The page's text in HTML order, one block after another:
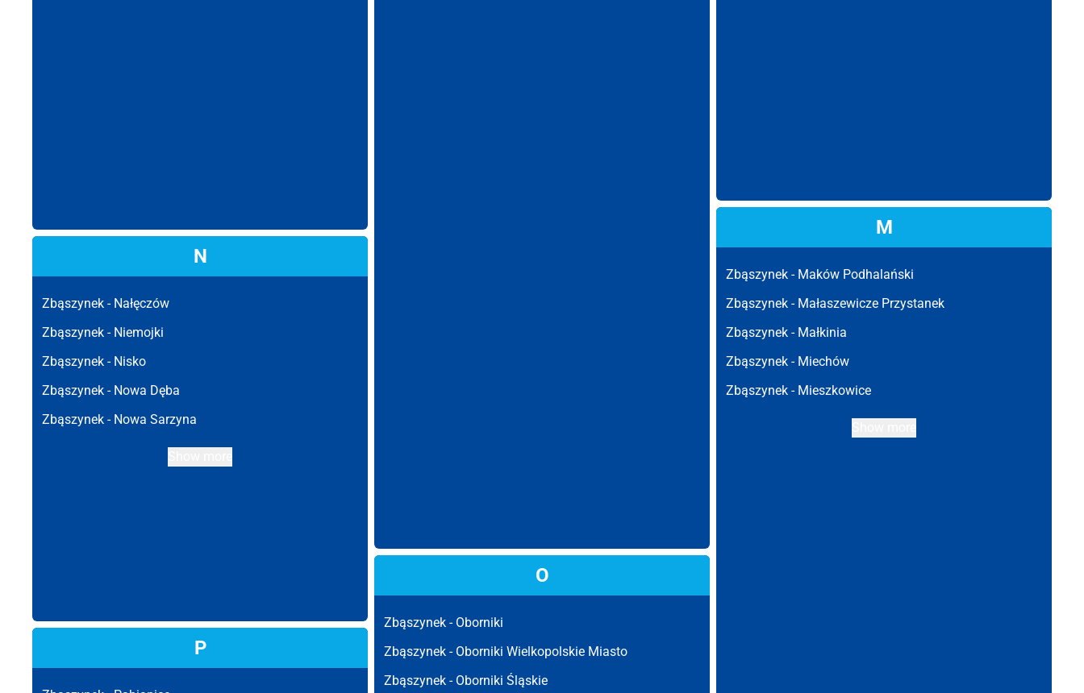
M
Zbąszynek - Maków Podhalański
Zbąszynek - Małaszewicze Przystanek
Zbąszynek - Małkinia
Zbąszynek - Miechów
Zbąszynek - Mieszkowice
N
Zbąszynek - Nałęczów
Zbąszynek - Niemojki
Zbąszynek - Nisko
Zbąszynek - Nowa Dęba
Zbąszynek - Nowa Sarzyna
O
Zbąszynek - Oborniki
Zbąszynek - Oborniki Wielkopolskie Miasto
Zbąszynek - Oborniki Śląskie
P